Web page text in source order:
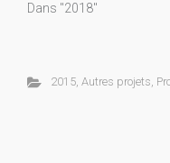
Dans "2018"
2015, Autres projets,